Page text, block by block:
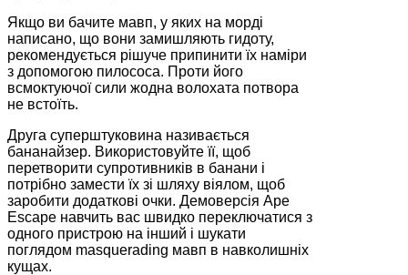
Якщо ви бачите мавп, у яких на морді
написано, що вони замишляють гидоту,
рекомендується рішуче припинити їх наміри
з допомогою пилососа. Проти його
всмоктуючої сили жодна волохата потвора
не встоїть.
Друга суперштуковина називається
бананайзер. Використовуйте її, щоб
перетворити супротивників в банани і
потрібно замести їх зі шляху віялом, щоб
заробити додаткові очки. Демоверсія Ape
Escape навчить вас швидко переключатися з
одного пристрою на інший і шукати
поглядом masquerading мавп в навколишніх
кущах.